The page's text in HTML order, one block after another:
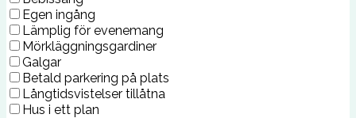
Egen ingång
Lämplig för evenemang
Mörkläggningsgardiner
Galgar
Betald parkering på plats
Långtidsvistelser tillåtna
Hus i ett plan